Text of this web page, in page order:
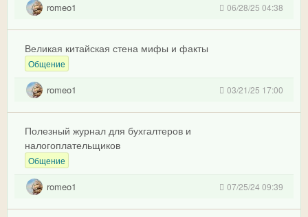
romeo1 06/28/25 04:38
Великая китайская стена мифы и факты
Общение
romeo1 03/21/25 17:00
Полезный журнал для бухгалтеров и
налогоплательщиков
Общение
romeo1 07/25/24 09:39